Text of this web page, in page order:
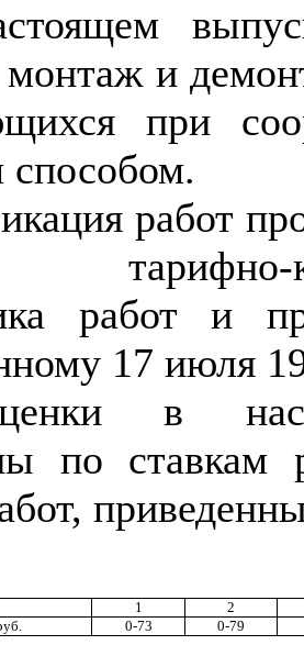
и
при
работ
тарифно-
работ и
17 июля
в
по ставкам
1
2
0-73 0-79